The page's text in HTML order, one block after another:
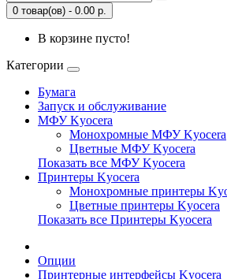
0 товар(ов) - 0.00 р.
В корзине пусто!
Категории
Бумага
Запуск и обслуживание
МФУ Kyocera
Монохромные МФУ Kyocera
Цветные МФУ Kyocera
Показать все МФУ Kyocera
Принтеры Kyocera
Монохромные принтеры
Цветные принтеры Kyocera
Показать все Принтеры Kyocera
Опции
Принтерные интерфейсы Kyocera